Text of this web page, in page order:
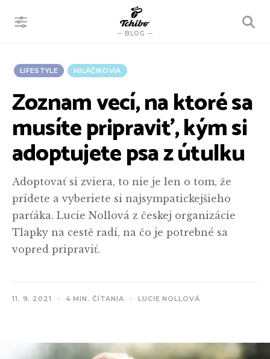
BLOG
VYHĽADÁVANIE
LIFESTYLE MILÁČIKOVIA
Zoznam vecí, na ktoré sa
musíte pripraviť, kým si
adoptujete psa z útulku
Adoptovať si zviera, to nie je len o tom, že
prídete a vyberiete si najsympatickejšieho
parťáka. Lucie Nollová z českej organizácie
Tlapky na cestě radí, na čo je potrebné sa
vopred pripraviť.
11. 9. 2021 4 MIN. ČÍTANIA LUCIE NOLLOVÁ